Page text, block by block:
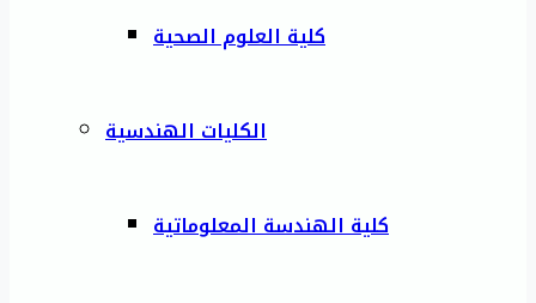
كلية العلوم الصحية
الكليات الهندسية
كلية الهندسة المعلوماتية